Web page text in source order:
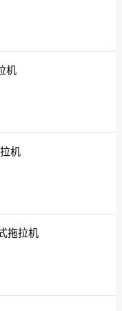
机
机
拖拉机